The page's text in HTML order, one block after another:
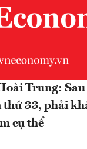
Trung:
thứ 33, phải
cụ thể